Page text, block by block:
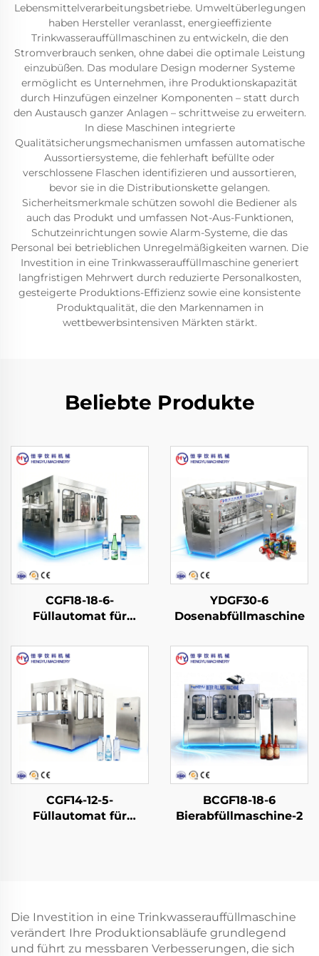
Lebensmittelverarbeitungsbetriebe. Umweltüberlegungen
haben Hersteller veranlasst, energieeffiziente
Trinkwasserauffüllmaschinen zu entwickeln, die den
Stromverbrauch senken, ohne dabei die optimale Leistung
einzubüßen. Das modulare Design moderner Systeme
ermöglicht es Unternehmen, ihre Produktionskapazität
durch Hinzufügen einzelner Komponenten – statt durch
den Austausch ganzer Anlagen – schrittweise zu erweitern.
In diese Maschinen integrierte
Qualitätsicherungsmechanismen umfassen automatische
Aussortiersysteme, die fehlerhaft befüllte oder
verschlossene Flaschen identifizieren und aussortieren,
bevor sie in die Distributionskette gelangen.
Sicherheitsmerkmale schützen sowohl die Bediener als
auch das Produkt und umfassen Not-Aus-Funktionen,
Schutzeinrichtungen sowie Alarm-Systeme, die das
Personal bei betrieblichen Unregelmäßigkeiten warnen. Die
Investition in eine Trinkwasserauffüllmaschine generiert
langfristigen Mehrwert durch reduzierte Personalkosten,
gesteigerte Produktions-Effizienz sowie eine konsistente
Produktqualität, die den Markennamen in
wettbewerbsintensiven Märkten stärkt.
Beliebte Produkte
CGF18-18-6-
Füllautomat für
Flaschen
YDGF30-6
Dosenabfüllmaschine
CGF14-12-5-
Füllautomat für
BCGF18-18-6
Bierabfüllmaschine-2
Die Investition in eine Trinkwasserauffüllmaschine
verändert Ihre Produktionsabläufe grundlegend
und führt zu messbaren Verbesserungen, die sich